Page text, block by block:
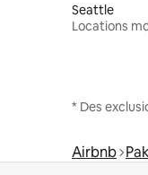
Seattle
* Des
Airbnb